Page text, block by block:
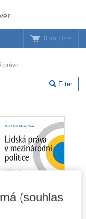
0 ks | 0
právo
Filter
(souhlas